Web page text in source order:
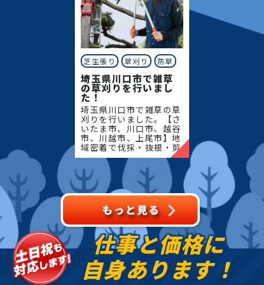
芝生張り 草刈り 防草
埼玉県川口市で雑草
の草刈りを行いまし
た！
埼玉県川口市で雑草の草
刈りを行いました。【さ
いたま市、川口市、越谷
市、川越市、上尾市】地
域密着で伐採・抜根・剪
定・草刈りなどのお庭の
こと、造園・植木屋をお
探しなら当社にご相談く
ださい！当社では造園工
事
仕事と価格に
自身あります！